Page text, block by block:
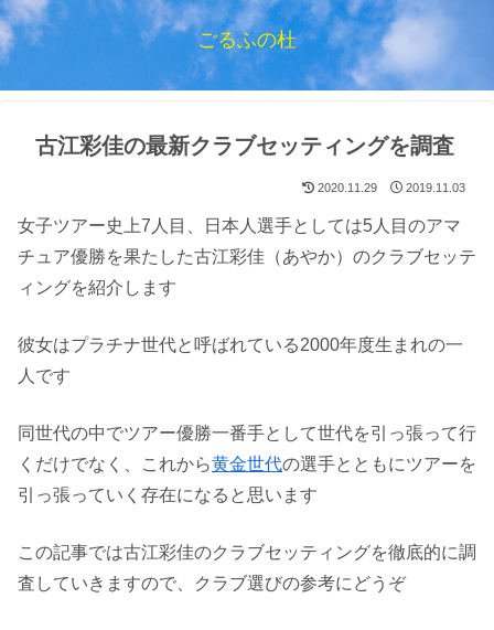
ごるふの杜
古江彩佳の最新クラブセッティングを調査
2020.11.29 2019.11.03
女子ツアー史上7人目、日本人選手としては5人目のアマ
チュア優勝を果たした古江彩佳（あやか）のクラブセッテ
ィングを紹介します
彼女はプラチナ世代と呼ばれている2000年度生まれの一
人です
同世代の中でツアー優勝一番手として世代を引っ張って行
くだけでなく、これから黄金世代の選手とともにツアーを
引っ張っていく存在になると思います
この記事では古江彩佳のクラブセッティングを徹底的に調
査していきますので、クラブ選びの参考にどうぞ